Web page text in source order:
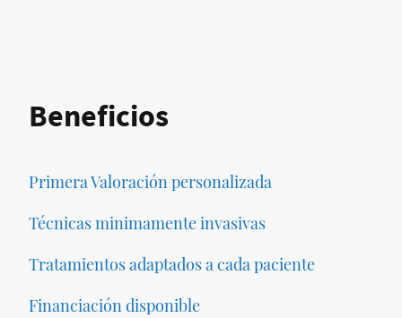
Beneficios
Primera Valoración personalizada
Técnicas minimamente invasivas
Tratamientos adaptados a cada paciente
Financiación disponible